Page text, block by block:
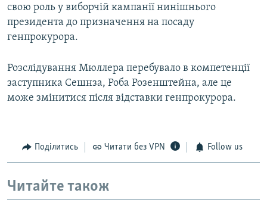
свою роль у виборчій кампанії нинішнього
президента до призначення на посаду
генпрокурора.
Розслідування Мюллера перебувало в компетенції
заступника Сешнза, Роба Розенштейна, але це
може змінитися після відставки генпрокурора.
Поділитись Читати без VPN Follow us
Читайте також